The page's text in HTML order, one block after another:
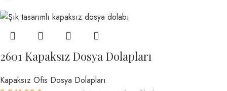
2601 Kapaksız Dosya Dolapları
Kapaksız Ofis Dosya Dolapları